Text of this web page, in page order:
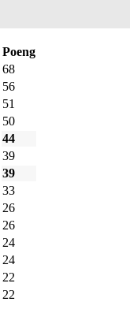
Poeng
68
56
51
50
44
39
39
33
26
26
24
24
22
22